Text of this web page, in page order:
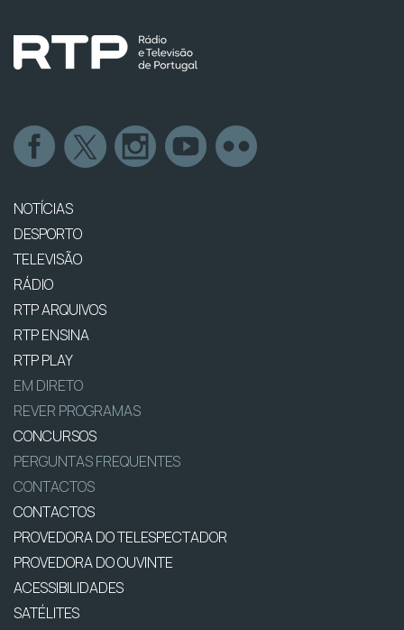
NOTÍCIAS
DESPORTO
TELEVISÃO
RÁDIO
RTP ARQUIVOS
RTP ENSINA
RTP PLAY
EM DIRETO
REVER PROGRAMAS
CONCURSOS
PERGUNTAS FREQUENTES
CONTACTOS
CONTACTOS
PROVEDORA DO TELESPECTADOR
PROVEDORA DO OUVINTE
ACESSIBILIDADES
SATÉLITES